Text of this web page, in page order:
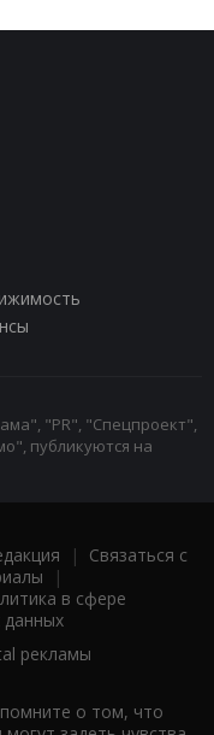
"PR", "Спецпроект",
публикуются на
| Связаться с
|
в сфере
данных
рекламы
о том, что